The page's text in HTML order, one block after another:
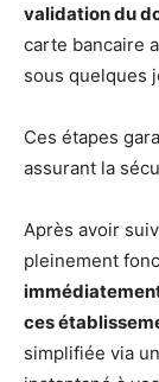
validation du
carte bancaire
sous quelques
Ces étapes
assurant la
Après avoir
pleinement
ces
simplifiée via